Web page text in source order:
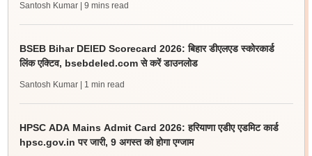
Santosh Kumar | 9 mins read
BSEB Bihar DElED Scorecard 2026: बिहार डीएलएड स्कोरकार्ड
लिंक एक्टिव, bsebdeled.com से करें डाउनलोड
Santosh Kumar | 1 min read
HPSC ADA Mains Admit Card 2026: हरियाणा एडीए एडमिट कार्ड
hpsc.gov.in पर जारी, 9 अगस्त को होगा एग्जाम